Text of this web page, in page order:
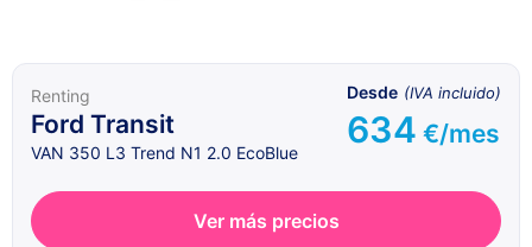
Renting
Ford Transit
VAN 350 L3 Trend N1 2.0 EcoBlue
Desde (IVA incluido)
634 €/mes
Ver más precios